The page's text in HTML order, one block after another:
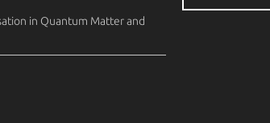
in Quantum Matter and